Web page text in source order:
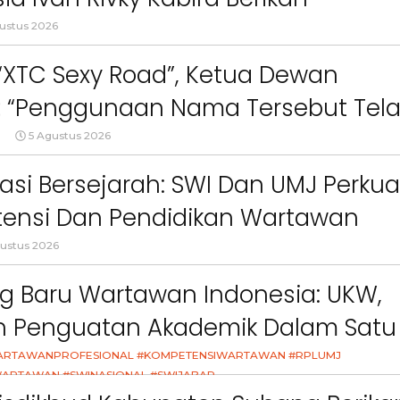
Sikap Terkait “XTC Sexy Road”
2026
Sexy Road”, Ketua Dewan
“Penggunaan Nama Tersebut
Ketentuan Perundang-
5 Agustus 2026
Bersejarah: SWI Dan UMJ
Dan Pendidikan Wartawan
2026
Baru Wartawan Indonesia: UKW,
Penguatan Akademik Dalam Satu
#KOMPETENSIWARTAWAN #RPLUMJ
#SWINASIONAL #SWIJABAR
Telah Melanggar Ketentuan
Perundang-undangan”
Nyata Lewat Green